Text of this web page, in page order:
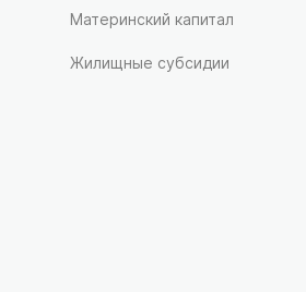
Материнский капитал
Жилищные субсидии